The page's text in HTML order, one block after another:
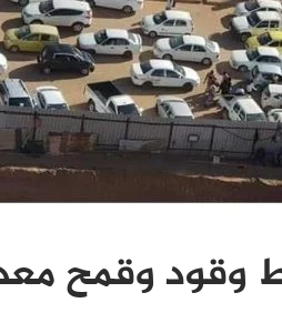
وقود وقمح